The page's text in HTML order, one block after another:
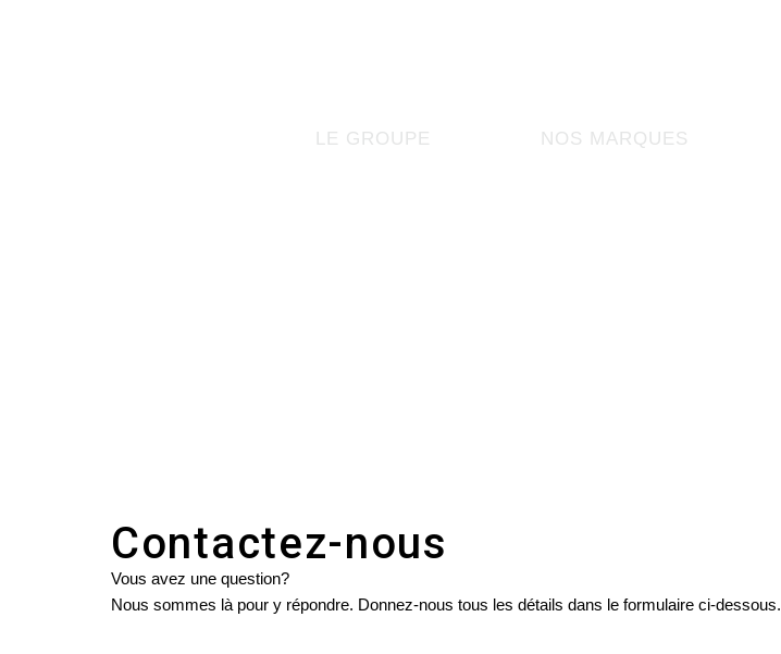
LE GROUPE NOS MARQUES
Contactez-nous
Vous avez une question?
Nous sommes là pour y répondre. Donnez-nous tous les détails dans le formulaire ci-dessous.